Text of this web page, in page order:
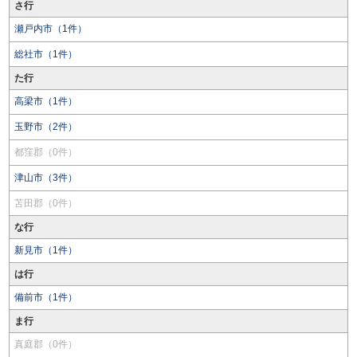
さ行
瀬戸内市（1件）
総社市（1件）
た行
高梁市（1件）
玉野市（2件）
都窪郡（0件）
津山市（3件）
苫田郡（0件）
な行
新見市（1件）
は行
備前市（1件）
ま行
真庭郡（0件）